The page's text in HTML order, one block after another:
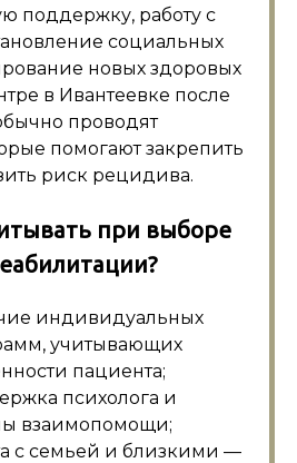
поддержку, работу с
социальных
новых здоровых
в Ивантеевке после
проводят
помогают закрепить
риск рецидива.
при выборе
индивидуальных
учитывающих
пациента;
психолога и
взаимопомощи;
с семьей и близкими —